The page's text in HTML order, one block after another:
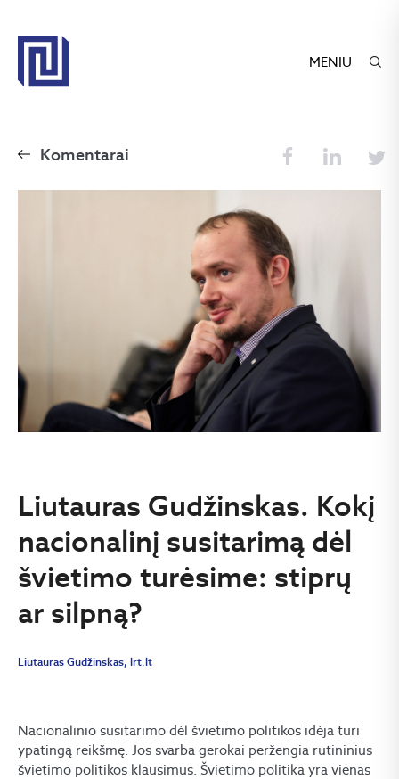
MENIU
Komentarai
Liutauras Gudžinskas. Kokį
nacionalinį susitarimą dėl
švietimo turėsime: stiprų
ar silpną?
Liutauras Gudžinskas, lrt.lt
Nacionalinio susitarimo dėl švietimo politikos idėja turi
ypatingą reikšmę. Jos svarba gerokai peržengia rutininius
švietimo politikos klausimus. Švietimo politika yra vienas